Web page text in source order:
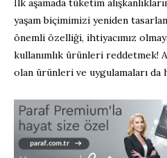
İlk aşamada tüketim
yaşam biçimimizi yeniden
önemli özelliği, ihtiyacımız
kullanımlık ürünleri reddetmek!
olan ürünleri ve uygulamaları da